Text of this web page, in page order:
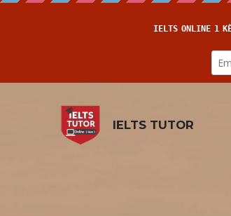
IELTS TUTOR